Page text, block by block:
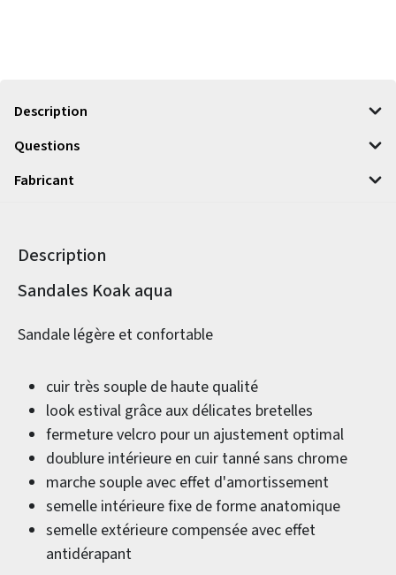
Description
Questions
Fabricant
Description
Informations sur le produit
Sandales Koak aqua
Sandale légère et confortable
cuir très souple de haute qualité
look estival grâce aux délicates bretelles
fermeture velcro pour un ajustement optimal
doublure intérieure en cuir tanné sans chrome
marche souple avec effet d'amortissement
semelle intérieure fixe de forme anatomique
semelle extérieure compensée avec effet
antidérapant